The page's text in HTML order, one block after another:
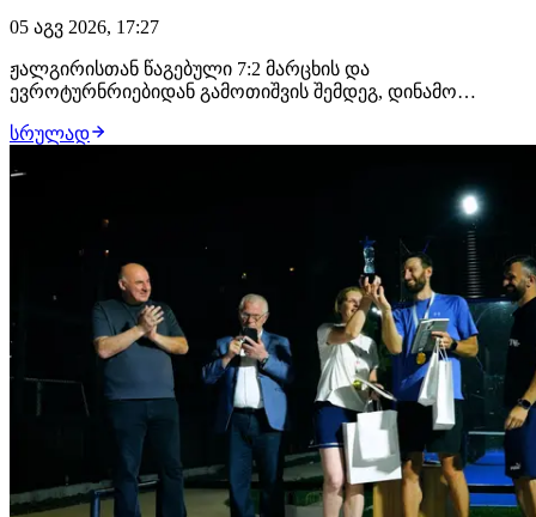
05 აგვ 2026, 17:27
ჟალგირისთან წაგებული 7:2 მარცხის და
ევროტურნრიებიდან გამოთიშვის შემდეგ, დინამო
პრესკონფერენცია გამართა. ჟალგირისთან მარცხზე "ეს
თბილისში, რაც იქ მოხდა მიუღებელია. ჩემთვისაც და
სრულად